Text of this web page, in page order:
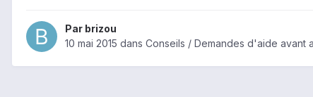
Par brizou
10 mai 2015 dans Conseils / Demandes d'aide avant